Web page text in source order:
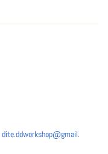
dite.ddworkshop@gmail.